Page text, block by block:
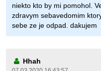
niekto kto by mi pomohol.
zdravym sebavedomim
sebe ze je odpad. dakujem
Hhah